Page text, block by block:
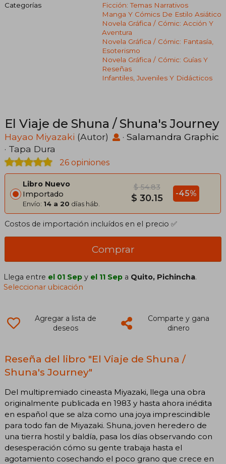
Categorías
Ficción: Temas Narrativos
Manga Y Cómics De Estilo Asiático
Novela Gráfica / Cómic: Acción Y
Aventura
Novela Gráfica / Cómic: Fantasía,
Esoterismo
Novela Gráfica / Cómic: Guías Y
Reseñas
Infantiles, Juveniles Y Didácticos
El Viaje de Shuna / Shuna's Journey
Hayao Miyazaki (Autor) · Salamandra Graphic
· Tapa Dura
26 opiniones
Libro Nuevo
Importado
Envío: 14 a 20 días háb.
$ 54.83
$ 30.15 -45%
Costos de importación incluídos en el precio ✅
Comprar
Llega entre el 01 Sep y el 11 Sep a Quito, Pichincha.
Seleccionar ubicación
Agregar a lista de
deseos
Comparte y gana
dinero
Reseña del libro "El Viaje de Shuna /
Shuna's Journey"
Del multipremiado cineasta Miyazaki, llega una obra
originalmente publicada en 1983 y hasta ahora inédita
en español que se alza como una joya imprescindible
para todo fan de Miyazaki. Shuna, joven heredero de
una tierra hostil y baldía, pasa los días observando con
desesperación cómo su gente trabaja hasta el
agotamiento cosechando el poco grano que crece en